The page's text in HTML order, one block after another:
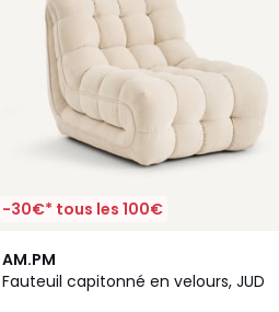
-30€* tous les 100€
AM.PM
Fauteuil capitonné en velours, JUD
4,5
/ 5
2
Couleurs